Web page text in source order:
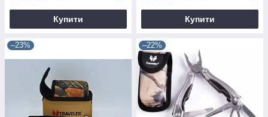
Купити Купити
–23% –22%